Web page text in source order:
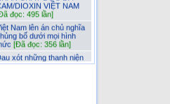
xót những thanh niện
bị lừa sang Nga chiến
và chết tại chiến
Ukraine
Nam lên án chủ nghĩa
bố dưới mọi hình
Nam lên án chủ nghĩa
bố dưới mọi hình
[Đã đọc: 356 lần]
xót những thanh niện
bị lừa sang Nga chiến
và chết tại chiến
Ukraine [Đã đọc: